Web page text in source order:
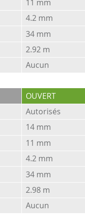
11 mm
4.2 mm
34 mm
2.92 m
Aucun
OUVERT
Autorisés
14 mm
11 mm
4.2 mm
34 mm
2.98 m
Aucun